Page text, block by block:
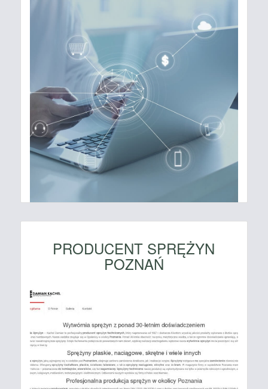
PRODUCENT SPRĘŻYN
POZNAŃ